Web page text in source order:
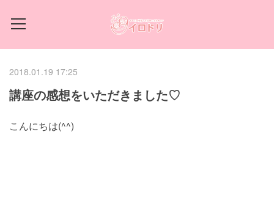
2018.01.19 17:25
講座の感想をいただきました♡
こんにちは(^^)